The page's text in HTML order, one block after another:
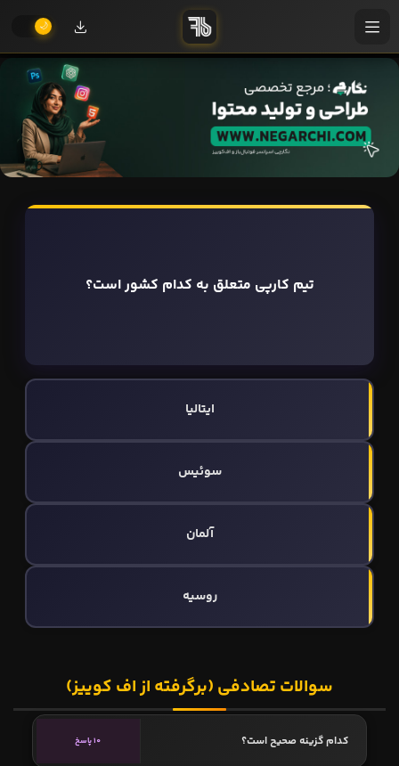
تیم کارپی متعلق به کدام کشور است؟
ایتالیا
سوئیس
آلمان
روسیه
سوالات تصادفی (برگرفته از اف کوییز)
کدام گزینه صحیح است؟ 10 پاسخ